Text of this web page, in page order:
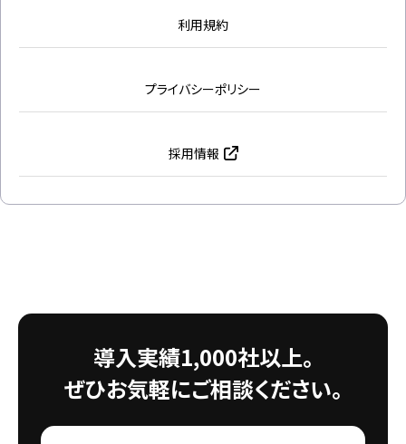
利用規約
プライバシーポリシー
採用情報
導入実績1,000社以上。
ぜひお気軽にご相談ください。